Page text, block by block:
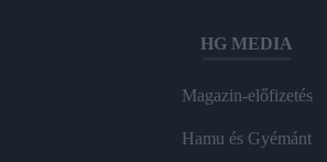
HG MEDIA
Magazin-előfizetés
Hamu és Gyémánt